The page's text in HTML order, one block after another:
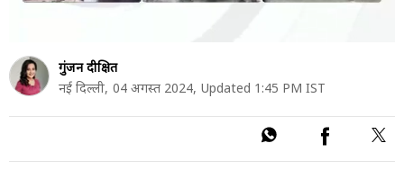
गुंजन दीक्षित
नई दिल्ली, 04 अगस्त 2024, Updated 1:45 PM IST